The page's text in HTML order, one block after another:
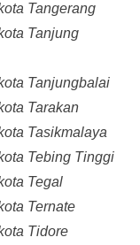
Tangerang
Tanjung
Tanjungbalai
Tarakan
Tasikmalaya
Tebing Tinggi
Tegal
Ternate
Tidore